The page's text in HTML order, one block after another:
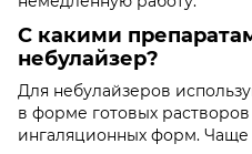
С какими
небулайзер?
Для небулайзеров
в форме готовых
ингаляционных форм. Чаще